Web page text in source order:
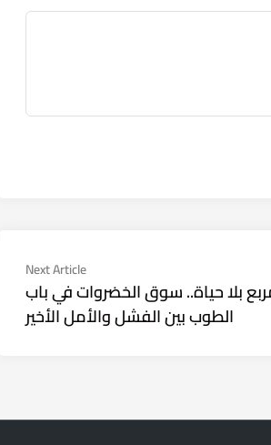
Next Article
article:مربع بلا حياة.. سوق الخضروات في باب
الطوب بين الفشل والأمل الأخير